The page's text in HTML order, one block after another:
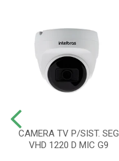
CAMERA TV P/SIST. SEG
VHD 1220 D MIC G9